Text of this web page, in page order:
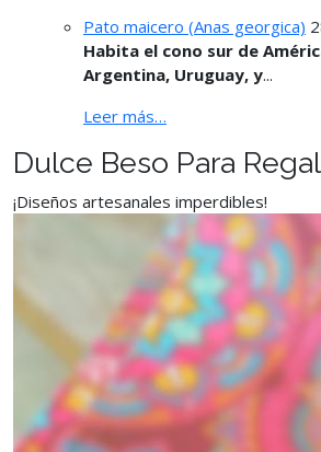
Pato maicero (Anas georgica)
Habita el cono sur de
Argentina, Uruguay, y...
Leer más…
Dulce Beso Para
¡Diseños artesanales imperdibles!